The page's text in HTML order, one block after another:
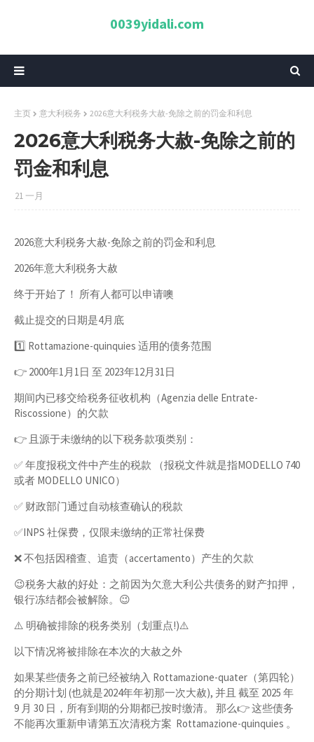
0039yidali.com
主页 意大利税务 2026意大利税务大赦-免除之前的罚金和利息
2026意大利税务大赦-免除之前的
罚金和利息
21 一月
2026意大利税务大赦-免除之前的罚金和利息
2026年意大利税务大赦
终于开始了！ 所有人都可以申请噢
截止提交的日期是4月底
1️⃣ Rottamazione-quinquies 适用的债务范围
👉 2000年1月1日 至 2023年12月31日
期间内已移交给税务征收机构（Agenzia delle Entrate-
Riscossione）的欠款
👉 且源于未缴纳的以下税务款项类别：
✅ 年度报税文件中产生的税款 （报税文件就是指MODELLO 740
或者 MODELLO UNICO）
✅ 财政部门通过自动核查确认的税款
✅INPS 社保费，仅限未缴纳的正常社保费
❌ 不包括因稽查、追责（accertamento）产生的欠款
😉税务大赦的好处：之前因为欠意大利公共债务的财产扣押，
银行冻结都会被解除。😉
⚠️ 明确被排除的税务类别（划重点!)⚠️
以下情况将被排除在本次的大赦之外
如果某些债务之前已经被纳入 Rottamazione-quater（第四轮）
的分期计划 (也就是2024年年初那一次大赦), 并且 截至 2025 年
9 月 30 日，所有到期的分期都已按时缴清。 那么👉 这些债务
不能再次重新申请第五次清税方案 Rottamazione-quinquies 。